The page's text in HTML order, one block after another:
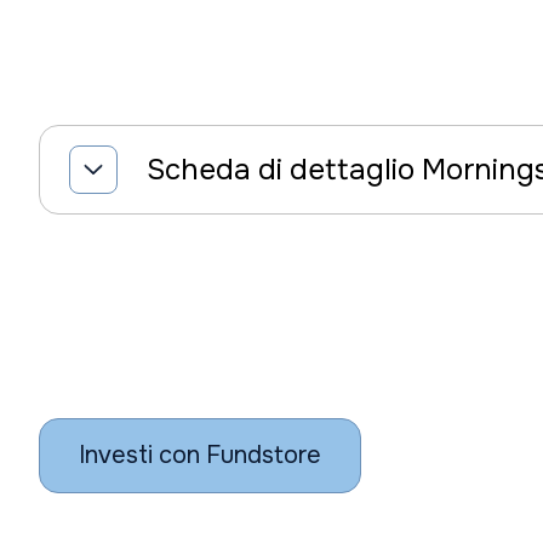
Scheda di dettaglio
Investi con Fundstore